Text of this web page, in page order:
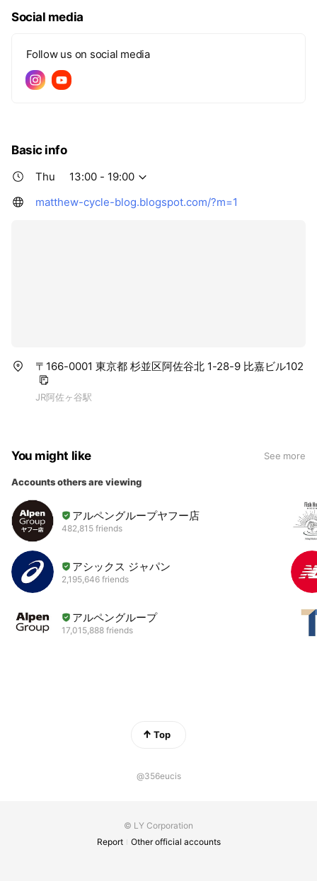
Social media
Follow us on social media
Basic info
Thu
13:00 - 19:00
matthew-cycle-blog.blogspot.com/?m=1
〒166-0001 東京都 杉並区阿佐谷北 1-28-9 比嘉ビル102
JR阿佐ヶ谷駅
You might like See more
Accounts others are viewing
アルペングループヤフー店
482,815 friends
アシックス ジャパン
2,195,646 friends
アルペングループ
17,015,888 friends
Top
@356eucis
© LY Corporation
Report
Other official accounts